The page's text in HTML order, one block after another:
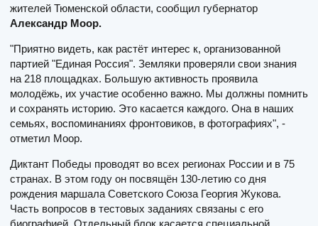
жителей Тюменской области, сообщил губернатор
Александр Моор.
"Приятно видеть, как растёт интерес к, организованной
партией "Единая Россия". Земляки проверяли свои знания
на 218 площадках. Большую активность проявила
молодёжь, их участие особенно важно. Мы должны помнить
и сохранять историю. Это касается каждого. Она в наших
семьях, воспоминаниях фронтовиков, в фотографиях", -
отметил Моор.
Диктант Победы проводят во всех регионах России и в 75
странах. В этом году он посвящён 130-летию со дня
рождения маршала Советского Союза Георгия Жукова.
Часть вопросов в тестовых заданиях связаны с его
биографией. Отдельный блок касается специальной